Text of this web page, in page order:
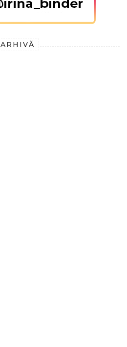
ARHIVĂ